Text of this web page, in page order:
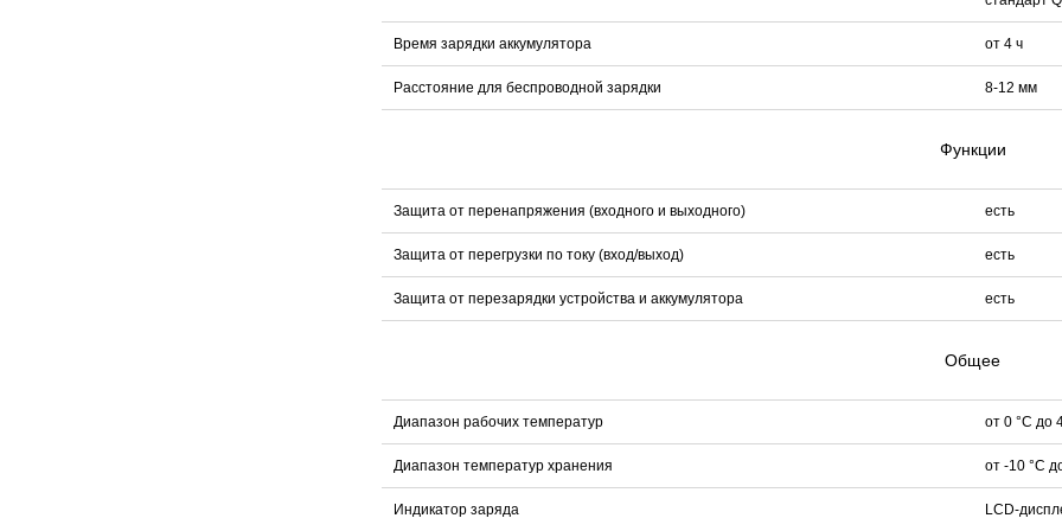
Время зарядки аккумулятора от 4 ч
Расстояние для беспроводной зарядки 8-12 мм
Функции
Защита от перенапряжения (входного и выходного) есть
Защита от перегрузки по току (вход/выход) есть
Защита от перезарядки устройства и аккумулятора есть
Общее
Диапазон рабочих температур от 0 °C до
Диапазон температур хранения от -10 °C
Индикатор заряда LCD-